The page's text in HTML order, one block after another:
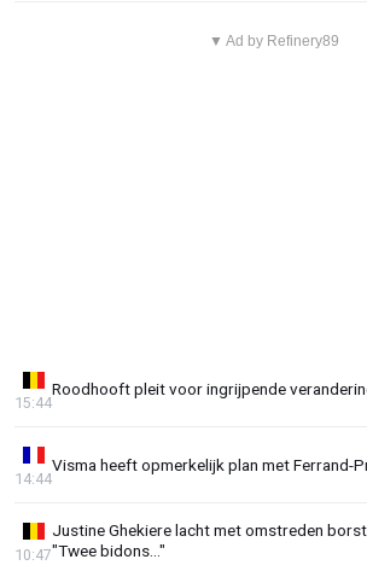
▼ Ad by Refinery89
Roodhooft pleit voor ingrijpende
15:44
Visma heeft opmerkelijk plan met Ferrand-
14:44
Justine Ghekiere lacht met omstreden
"Twee bidons..."
10:47